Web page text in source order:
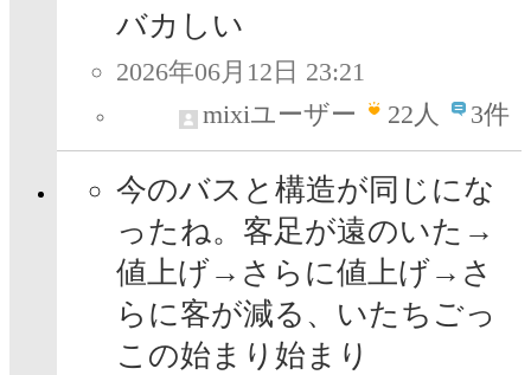
バカしい
2026年06月12日 23:21
mixiユーザー
22人 3件
今のバスと構造が同じにな
ったね。客足が遠のいた→
値上げ→さらに値上げ→さ
らに客が減る、いたちごっ
この始まり始まり